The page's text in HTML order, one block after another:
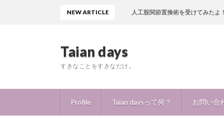
Taian days
すきなことをすきなだけ。
Profile Taian daysって何？ お問い合
NEW ARTICLE人工股関節置換術を受けてみたよ！痛みはど